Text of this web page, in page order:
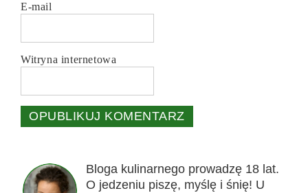
E-mail
Witryna internetowa
Bloga kulinarnego prowadzę 18 lat.
O jedzeniu piszę, myślę i śnię! U